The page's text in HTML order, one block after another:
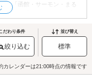
、「函館・サーモン・まる
市電「函館アリーナ前」駅
ールの他、小ホール、大会
、各種式典など多種多様な
た施設でコンサートや演劇
テルからもアクセスが便利
だわり条件
絞り込む
並び替え
標準
カレンダーは21:00時点の情報です